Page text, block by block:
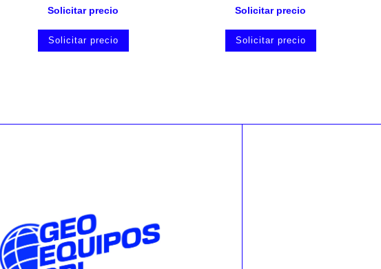
Solicitar precio
Solicitar precio
Solicitar precio
Solicitar precio